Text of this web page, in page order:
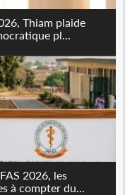
Thiam plaide
pl...
2026, les
à compter du...